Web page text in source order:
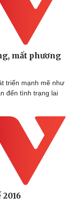
mất phương
triển mạnh mẽ như
đến tình trạng lai